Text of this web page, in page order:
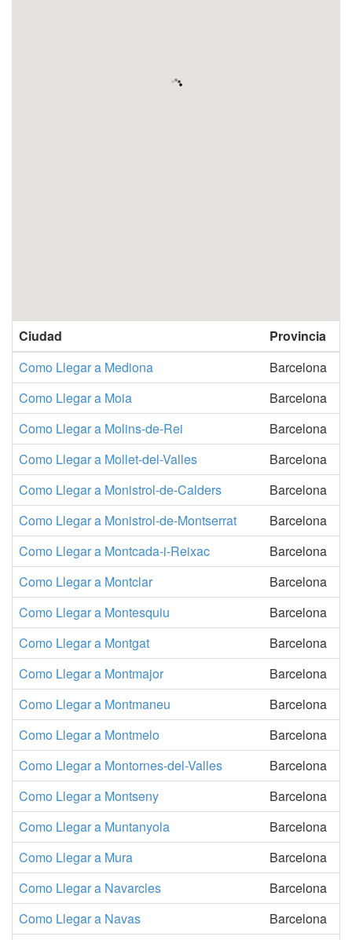
Ciudad
Provincia
Como Llegar a Mediona
Barcelona
Como Llegar a Moia
Barcelona
Como Llegar a Molins-de-Rei
Barcelona
Como Llegar a Mollet-del-Valles
Barcelona
Como Llegar a Monistrol-de-Calders
Barcelona
Como Llegar a Monistrol-de-Montserrat
Barcelona
Como Llegar a Montcada-i-Reixac
Barcelona
Como Llegar a Montclar
Barcelona
Como Llegar a Montesquiu
Barcelona
Como Llegar a Montgat
Barcelona
Como Llegar a Montmajor
Barcelona
Como Llegar a Montmaneu
Barcelona
Como Llegar a Montmelo
Barcelona
Como Llegar a Montornes-del-Valles
Barcelona
Como Llegar a Montseny
Barcelona
Como Llegar a Muntanyola
Barcelona
Como Llegar a Mura
Barcelona
Como Llegar a Navarcles
Barcelona
Como Llegar a Navas
Barcelona